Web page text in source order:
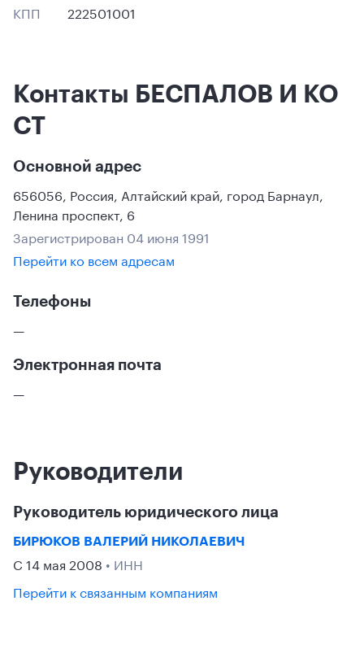
КПП
222501001
Контакты БЕСПАЛОВ И КО
СТ
Основной адрес
656056, Россия, Алтайский край, город Барнаул,
Ленина проспект, 6
Зарегистрирован 04 июня 1991
Перейти ко всем адресам
Телефоны
—
Электронная почта
—
Руководители
Руководитель юридического лица
БИРЮКОВ ВАЛЕРИЙ НИКОЛАЕВИЧ
С 14 мая 2008 • ИНН
Перейти к связанным компаниям